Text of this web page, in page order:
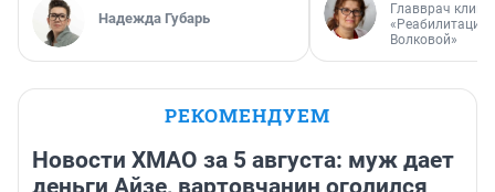
Надежда Губарь
Главврач
«Реабилитация
Волковой»
РЕКОМЕНДУЕМ
Новости ХМАО за 5 августа: муж дает
деньги Айзе, вартовчанин оголился